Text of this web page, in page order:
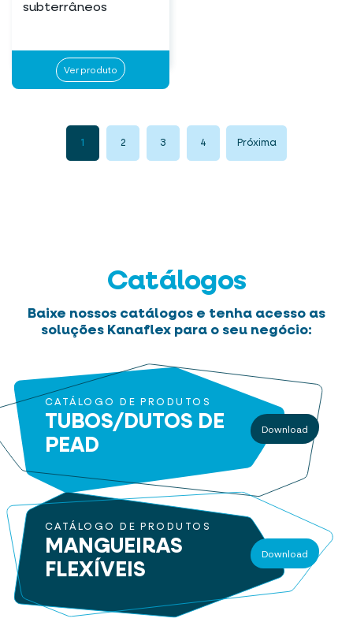
subterrâneos
Ver produto
1 2 3 4 Próxima
Catálogos
Baixe nossos catálogos e tenha acesso as
soluções Kanaflex para o seu negócio:
CATÁLOGO DE PRODUTOS
TUBOS/DUTOS DE
PEAD
Download
CATÁLOGO DE PRODUTOS
MANGUEIRAS
FLEXÍVEIS
Download